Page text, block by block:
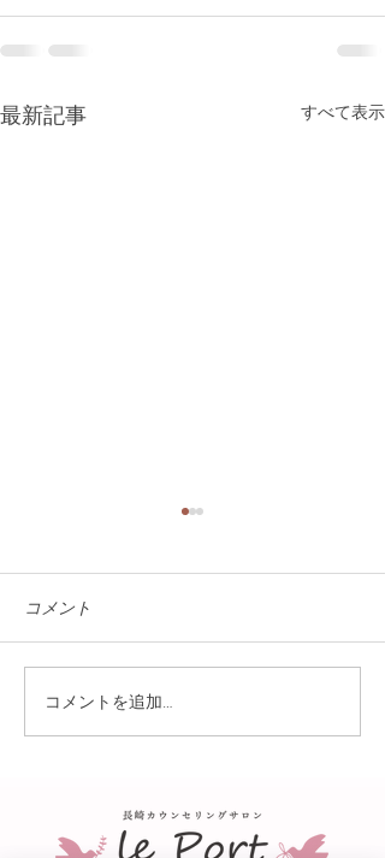
最新記事 すべて表示
『ながさきプレス』4月号
に載ってます
コメント
コメントを追加…